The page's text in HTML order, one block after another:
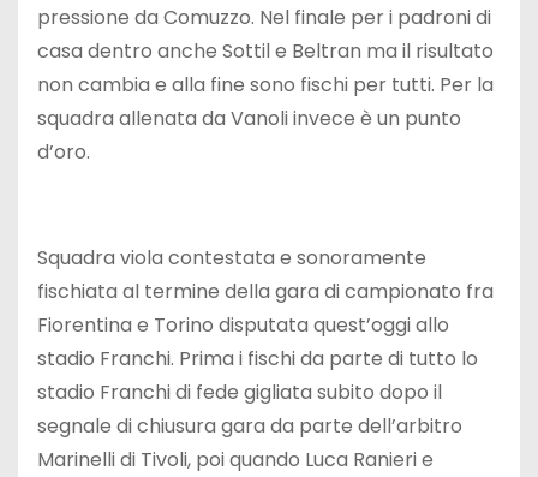
pressione da Comuzzo. Nel finale per i padroni di
casa dentro anche Sottil e Beltran ma il risultato
non cambia e alla fine sono fischi per tutti. Per la
squadra allenata da Vanoli invece è un punto
d’oro.
Squadra viola contestata e sonoramente
fischiata al termine della gara di campionato fra
Fiorentina e Torino disputata quest’oggi allo
stadio Franchi. Prima i fischi da parte di tutto lo
stadio Franchi di fede gigliata subito dopo il
segnale di chiusura gara da parte dell’arbitro
Marinelli di Tivoli, poi quando Luca Ranieri e